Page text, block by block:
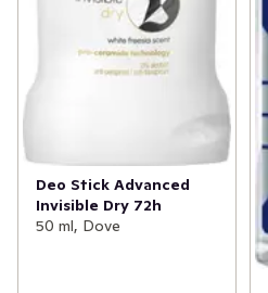
Deo Stick Advanced
Invisible Dry 72h
50 ml, Dove